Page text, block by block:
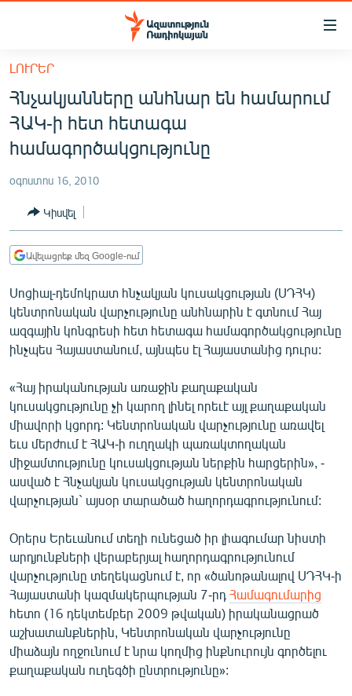
Մատչելիության
հիմնական
բովանդակությանը
Անցնել
հիմնական
մենյուին
ՀԱՅԱՍՏԱՆ
ՔԱՂԱՔԱԿԱՆ
ՀԱՍԱՐԱԿՈՒԹՅՈՒՆ
ՏՆՏԵՍՈՒԹՅՈՒՆ
ՊԱՏԵՐԱԶՄԻ 6 ՇԱԲԱԹՆԵՐԸ
ՏԱՐԱԾԱՇՐՋԱՆ
ՄՇԱԿՈՒՅԹ
ՍՊՈՐՏ
ՄԵԿՆԱԲԱՆՈՒԹՅՈՒՆ
ՏՏ ԵՒ ԻՆՏԵՐՆԵՏ
ԿՈՐՈՆԱՎԻՐՈՒՍ
ԱՐԽԻՎ
ՏԵՍԱՆՅՈՒԹԵՐ
ԲԱՆԱՎԵՃ
ՁԳՏԵԼՈՎ ԼԱՎԱԳՈՒՅՆԻՆ
ՓՈԴՔԱՍԹ
ԼՈՒՐԵՐ
Հնչակյանները անհնար են համարում
ՀԱԿ-ի հետ հետագա
համագործակցությունը
օգոստոս 16, 2010
Կիսվել
Ավելացրեք մեզ Google-ում
Սոցիալ-դեմոկրատ հնչակյան կուսակցության (ՍԴՀԿ)
կենտրոնական վարչությունը անհնարին է գտնում Հայ
ազգային կոնգրեսի հետ հետագա համագործակցությունը
ինչպես Հայաստանում, այնպես էլ Հայաստանից դուրս:
«Հայ իրականության առաջին քաղաքական
կուսակցությունը չի կարող լինել որեւէ այլ քաղաքական
միավորի կցորդ: Կենտրոնական վարչությունը առավել
եւս մերժում է ՀԱԿ-ի ուղղակի պառակտողական
միջամտությունը կուսակցության ներքին հարցերին», -
ասված է Հնչակյան կուսակցության կենտրոնական
վարչության` այսօր տարածած հաղորդագրությունում:
Օրերս Երեւանում տեղի ունեցած իր լիագումար նիստի
արդյունքների վերաբերյալ հաղորդագրությունում
վարչությունը տեղեկացնում է, որ «ծանոթանալով ՍԴՀԿ-ի
Հայաստանի կազմակերպության 7-րդ Համագումարից
հետո (16 դեկտեմբեր 2009 թվական) իրականացրած
աշխատանքներին, Կենտրոնական վարչությունը
միաձայն ողջունում է նրա կողմից ինքնուրույն գործելու
քաղաքական ուղեգծի ընտրությունը»: